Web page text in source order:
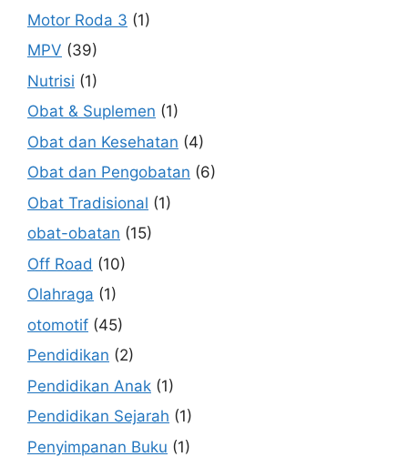
Motor Roda 3 (1)
MPV (39)
Nutrisi (1)
Obat & Suplemen (1)
Obat dan Kesehatan (4)
Obat dan Pengobatan (6)
Obat Tradisional (1)
obat-obatan (15)
Off Road (10)
Olahraga (1)
otomotif (45)
Pendidikan (2)
Pendidikan Anak (1)
Pendidikan Sejarah (1)
Penyimpanan Buku (1)